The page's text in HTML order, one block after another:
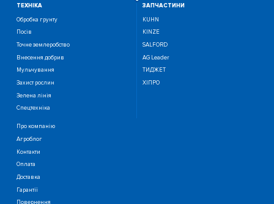
ТЕХНIКА
Обробка грунту
Посiв
Точне землеробство
Внесення добрив
Мульчування
Захист рослин
Зелена лінія
Спецтехніка
ЗАПЧАСТИНИ
KUHN
KINZE
SALFORD
AG Leader
ТИДЖЕТ
ХІПРО
Про компанію
Агроблог
Контакти
Оплата
Доставка
Гарантії
Повернення